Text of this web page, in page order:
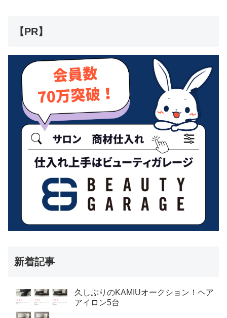
【PR】
新着記事
久しぶりのKAMIUオークション！ヘア
アイロン5台